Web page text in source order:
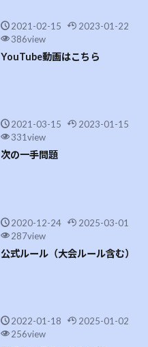
2021-02-15
2023-01-22
386view
YouTube動画はこちら
2021-03-15
2023-01-15
331view
次の一手問題
2020-12-24
2025-03-01
287view
公式ルール（大会ルール含む）
2022-01-18
2025-01-02
256view